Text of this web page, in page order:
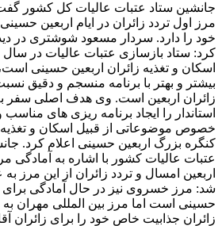
جانشین ستاد عتبات عالیات کل کشور
مرز اول تردد زائران در ایام اربعین
خود را دارد. سردار مسعود شوشتری در دیدار
کرد: ستاد بازسازی عتبات عالیات در
اسکان و تغذیه زائران اربعین حسینی
بیشتر و بهتر با برنامه منسجم و دقیق
زائران اربعین است. وی هدف اصلی سفر به
استاندار را ایجاد برنامه ریزی های
خصوص موضوعاتی از قبیل اسکان و
کنگره بزرگ اربعین حسینی اعلام کرد.
عتبات عالیات کشور با اشاره به آمادگی
اربعین امسال و تردد زائران از این مرز
شد: مرز خسروی نیز در حال آمادگی برای
حسینی است اما مرز بین المللی مهران به
زائران جذابیت خاص خود را برای زائران